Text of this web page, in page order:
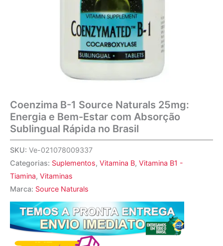
Coenzima B-1 Source Naturals 25mg:
Energia e Bem-Estar com Absorção
Sublingual Rápida no Brasil
SKU: Ve-021078009337
Categorias: Suplementos, Vitamina B, Vitamina B1 -
Tiamina, Vitaminas
Marca: Source Naturals